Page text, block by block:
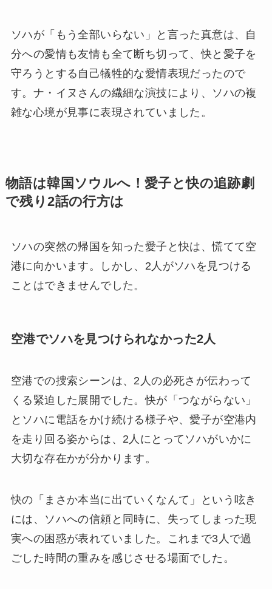
ソハが「もう全部いらない」と言った真意は、自
分への愛情も友情も全て断ち切って、快と愛子を
守ろうとする自己犠牲的な愛情表現だったので
す。ナ・イヌさんの繊細な演技により、ソハの複
雑な心境が見事に表現されていました。
物語は韓国ソウルへ！愛子と快の追跡劇
で残り2話の行方は
ソハの突然の帰国を知った愛子と快は、慌てて空
港に向かいます。しかし、2人がソハを見つける
ことはできませんでした。
空港でソハを見つけられなかった2人
空港での捜索シーンは、2人の必死さが伝わって
くる緊迫した展開でした。快が「つながらない」
とソハに電話をかけ続ける様子や、愛子が空港内
を走り回る姿からは、2人にとってソハがいかに
大切な存在かが分かります。
快の「まさか本当に出ていくなんて」という呟き
には、ソハへの信頼と同時に、失ってしまった現
実への困惑が表れていました。これまで3人で過
ごした時間の重みを感じさせる場面でした。